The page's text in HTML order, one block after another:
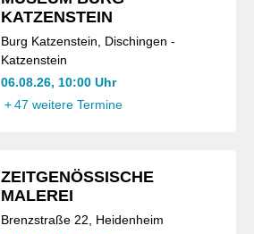
KATZENSTEIN
Burg Katzenstein, Dischingen -
Katzenstein
06.08.26, 10:00 Uhr
+ 47 weitere Termine
ZEITGENÖSSISCHE
MALEREI
Brenzstraße 22, Heidenheim